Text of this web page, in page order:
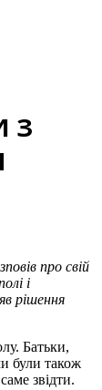
З
про свій
і
рішення
Батьки,
були також
звідти.